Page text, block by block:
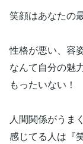
笑顔はあなたの
性格が悪い、容
なんて自分の魅
もったいない！
人間関係がうま
感じてる人は『